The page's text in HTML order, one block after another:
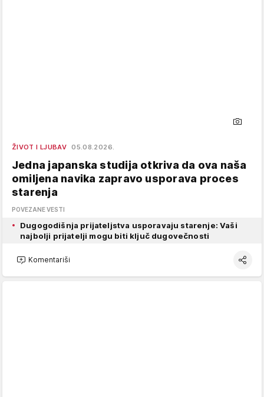
ŽIVOT I LJUBAV 05.08.2026.
Jedna japanska studija otkriva da ova naša
omiljena navika zapravo usporava proces
starenja
POVEZANE VESTI
Dugogodišnja prijateljstva usporavaju starenje: Vaši
najbolji prijatelji mogu biti ključ dugovečnosti
Komentariši